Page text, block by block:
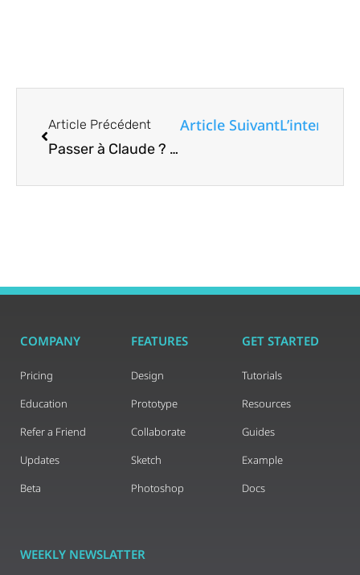
Article Précédent
Passer à Claude ? Voici comment emporter votre mémoire ChatGPT avec vous
Article Suivant
COMPANY
Pricing
Education
Refer a Friend
Updates
Beta
FEATURES
Design
Prototype
Collaborate
Sketch
Photoshop
GET STARTED
Tutorials
Resources
Guides
Example
Docs
WEEKLY NEWSLATTER